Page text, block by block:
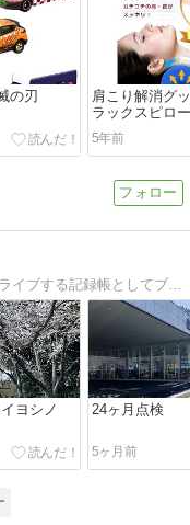
の刃
肩こり解消グ
ラックスピロー
5年前
50歳を過ぎて、ジムニーと気ままにドライブする記録帳としてブログを開設しました。にわかのへたれジムニストなのでオンロードがほとんどです。各地の映画館を訪れたり、日々の何気ない出来事を綴ったりしています。
ヨシノ
24ヶ月点検
5ヶ月前